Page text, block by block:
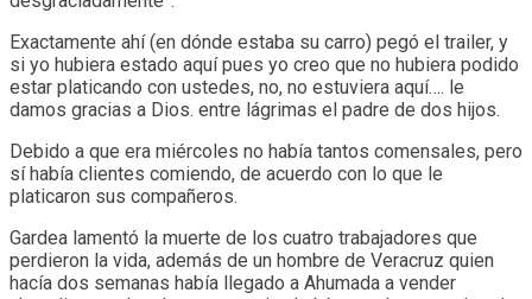
Exactamente ahí (en dónde estaba su carro) pegó el trailer, y
si yo hubiera estado aquí pues yo creo que no hubiera podido
estar platicando con ustedes, no, no estuviera aquí…. le
damos gracias a Dios. entre lágrimas el padre de dos hijos.
Debido a que era miércoles no había tantos comensales, pero
sí había clientes comiendo, de acuerdo con lo que le
platicaron sus compañeros.
Gardea lamentó la muerte de los cuatro trabajadores que
perdieron la vida, además de un hombre de Veracruz quien
hacía dos semanas había llegado a Ahumada a vender